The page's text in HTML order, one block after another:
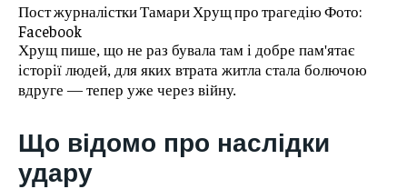
Пост журналістки Тамари Хрущ про трагедію Фото:
Facebook
Хрущ пише, що не раз бувала там і добре пам'ятає
історії людей, для яких втрата житла стала болючою
вдруге — тепер уже через війну.
Що відомо про наслідки
удару